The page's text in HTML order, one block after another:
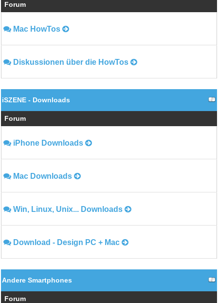
Forum
Mac HowTos
Diskussionen über die HowTos
iSZENE - Downloads
Forum
iPhone Downloads
Mac Downloads
Win, Linux, Unix... Downloads
Download - Design PC + Mac
Andere Smartphones
Forum